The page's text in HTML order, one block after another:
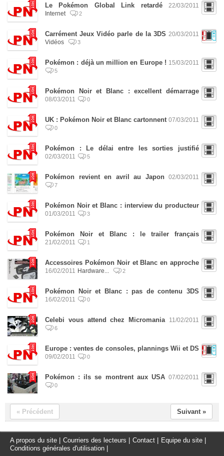
Le Pokémon Global Link retardé
22/03/2011
Internet
2
Carrément Jeux Vidéo parle de la 3DS 20/03/2011
Vidéos
3
Pokémon : déjà un million en Europe ! 15/03/2011
5
Pokémon Noir et Blanc : excellent démarrage
08/03/2011 0
UK : Pokémon Noir et Blanc cartonnent 07/03/2011
0
Pokémon : Le délai entre les sorties justifié
02/03/2011 5
Pokémon revient en avril au Japon 02/03/2011
7
Pokémon Noir et Blanc : interview du producteur
01/03/2011 3
Pokémon Noir et Blanc : le trailer français
21/02/2011 1
Accessoires Pokémon Noir et Blanc en approche
16/02/2011 Hardware... 2
Pokémon Noir et Blanc : pas de contenu 3DS
16/02/2011 0
Celebi vous attend chez Micromania 11/02/2011
6
Europe : ventes de consoles, plannings Wii et DS
09/02/2011 0
Pokémon : ils se montrent aux USA 07/02/2011
0
« Précédent Suivant »
A propos du site Courriers des lecteurs Contact Equipe du site
Conditions générales d'utilisation